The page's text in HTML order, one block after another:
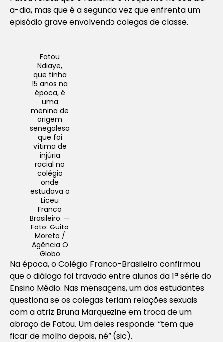
a-dia, mas que é a segunda vez que enfrenta um
episódio grave envolvendo colegas de classe.
Fatou
Ndiaye,
que tinha
15 anos na
época, é
uma
menina de
origem
senegalesa
que foi
vítima de
injúria
racial no
colégio
onde
estudava o
Liceu
Franco
Brasileiro. —
Foto: Guito
Moreto /
Agência O
Globo
Na época, o Colégio Franco-Brasileiro confirmou
que o diálogo foi travado entre alunos da 1ª série do
Ensino Médio. Nas mensagens, um dos estudantes
questiona se os colegas teriam relações sexuais
com a atriz Bruna Marquezine em troca de um
abraço de Fatou. Um deles responde: “tem que
ficar de molho depois, né” (sic).